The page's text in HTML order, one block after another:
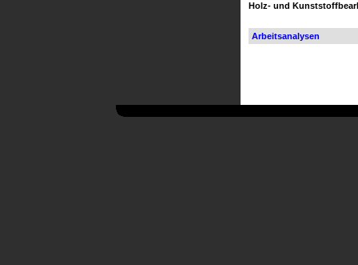
Holz- und
Arbeitsanalysen